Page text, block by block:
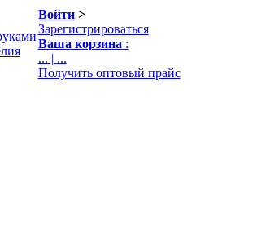
Войти>
Зарегистрироваться
Ваша корзина :
... | ...
Получить оптовый прайс